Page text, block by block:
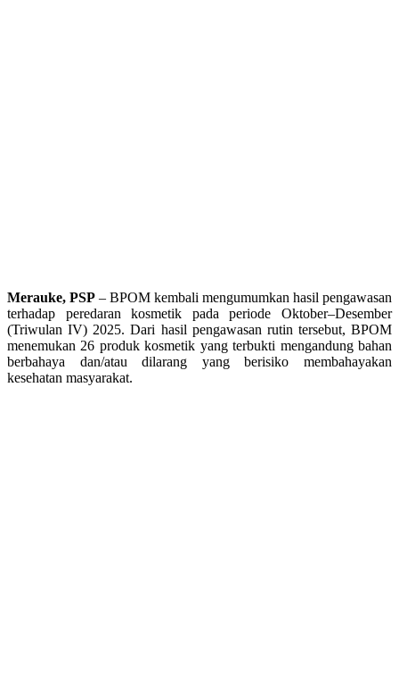
Merauke, PSP – BPOM kembali mengumumkan hasil pengawasan
terhadap peredaran kosmetik pada periode Oktober–Desember
(Triwulan IV) 2025. Dari hasil pengawasan rutin tersebut, BPOM
menemukan 26 produk kosmetik yang terbukti mengandung bahan
berbahaya dan/atau dilarang yang berisiko membahayakan
kesehatan masyarakat.